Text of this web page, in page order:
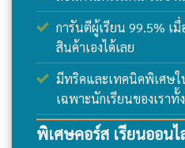
การันตีผู้เรียน 99.5% เ
สินค้าเองได้เลย
มีทริคและเทคนิคพิเศษใ
เฉพาะนักเรียนของเราทั้
พิเศษคอร์ส เรียนออน